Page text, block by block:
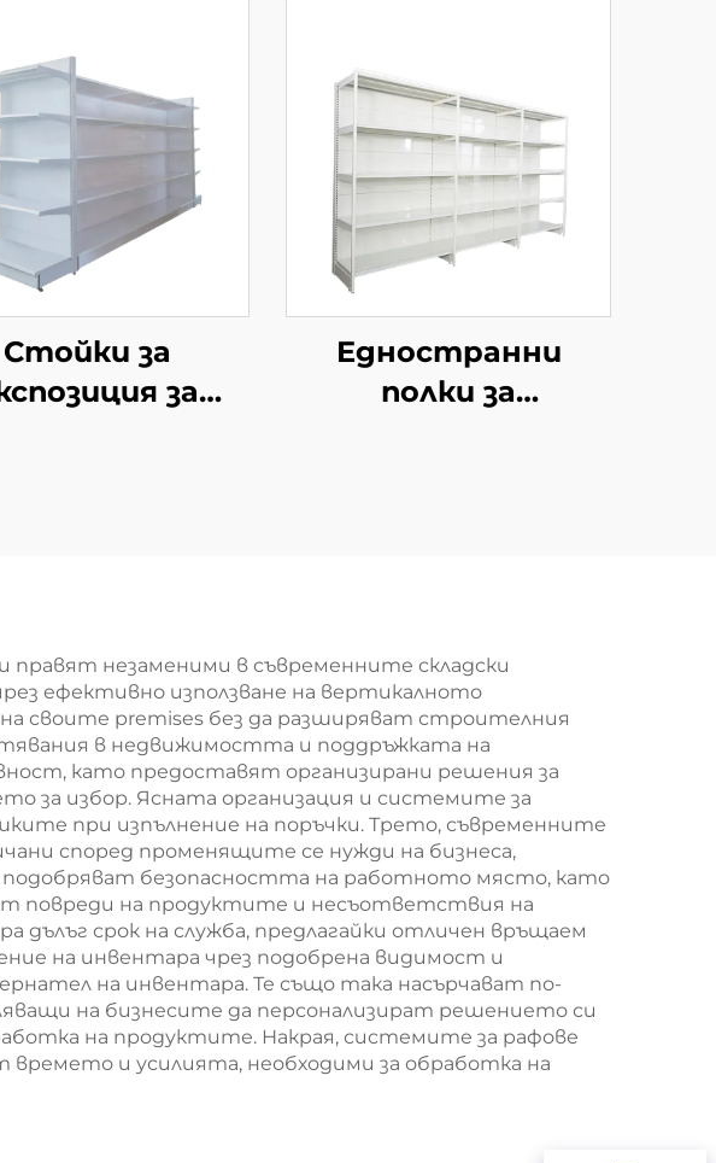
Стойки за
за
Едностранни
полки за
незаменими в съвременните складски
ефективно използване на вертикалното
своите premises без да разширяват строителния
в недвижимостта и поддръжката на
като предоставят организирани решения за
за избор. Ясната организация и системите за
при изпълнение на поръчки. Трето, съвременните
според променящите се нужди на бизнеса,
подобряват безопасността на работното място, като
повреди на продуктите и несъответствия на
срок на служба, предлагайки отличен връщаем
на инвентара чрез подобрена видимост и
на инвентара. Те също така насърчават по-
на бизнесите да персонализират решението си
на продуктите. Накрая, системите за рафове
и усилията, необходими за обработка на